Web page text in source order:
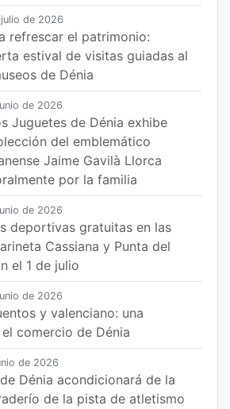
de 2026
refrescar el patrimonio:
estival de visitas guiadas al
de Dénia
de 2026
Juguetes de Dénia exhibe
del emblemático
Jaime Gavilà Llorca
por la familia
de 2026
deportivas gratuitas en las
Cassiana y Punta del
el 1 de julio
de 2026
y valenciano: una
comercio de Dénia
de 2026
Dénia acondicionará de la
de la pista de atletismo